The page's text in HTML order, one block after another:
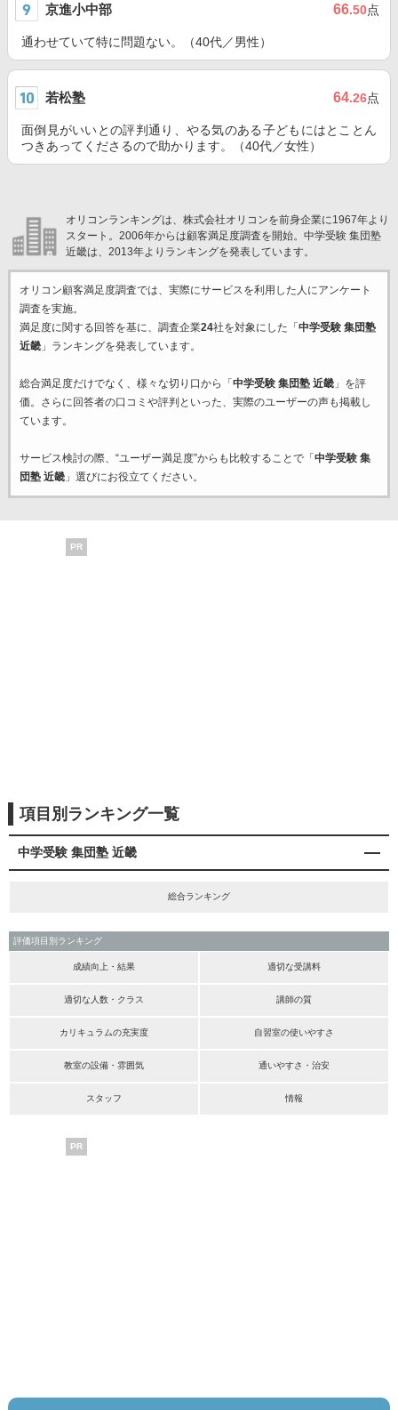
京進小中部 66.50点
通わせていて特に問題ない。（40代／男性）
若松塾 64.26点
面倒見がいいとの評判通り、やる気のある子どもにはとことん
つきあってくださるので助かります。（40代／女性）
オリコンランキングは、株式会社オリコンを前身企業に1967年より
スタート。2006年からは顧客満足度調査を開始。中学受験 集団塾
近畿は、2013年よりランキングを発表しています。
オリコン顧客満足度調査では、実際にサービスを利用した 人にアンケート
調査を実施。
満足度に関する回答を基に、調査企業24社を対象にした「 中学受験 集団塾
近畿」ランキングを発表しています。
総合満足度だけでなく、様々な切り口から「 中学受験 集団塾 近畿」を評
価。さらに回答者の口コミや評判といった、実際のユーザーの声も掲載し
ています。
サービス検討の際、“ユーザー満足度”からも比較することで「 中学受験 集
団塾 近畿」選びにお役立てください。
PR
項目別ランキング一覧
中学受験 集団塾 近畿
総合ランキング
評価項目別ランキング
成績向上・結果 適切な受講料
適切な人数・クラス 講師の質
カリキュラムの充実度 自習室の使いやすさ
教室の設備・雰囲気 通いやすさ・治安
スタッフ 情報
PR